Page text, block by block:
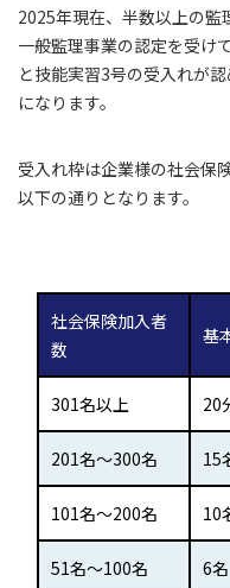
2025年現在、半数以上の監
一般監理事業の認定を受け
と技能実習3号の受入れが
になります。
受入れ枠は企業様の社会保
以下の通りとなります。
社会保険加入者
数
基
301名以上 20
201名～300名 15
101名～200名 10
51名～100名 6名